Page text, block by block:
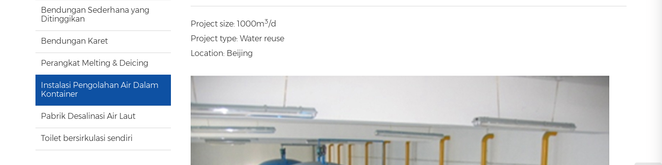
Project size: 1000m3/d
Project type: Water reuse
Location: Beijing
Bendungan Sederhana yang
Ditinggikan
Bendungan Karet
Perangkat Melting & Deicing
Instalasi Pengolahan Air Dalam
Kontainer
Pabrik Desalinasi Air Laut
Toilet bersirkulasi sendiri